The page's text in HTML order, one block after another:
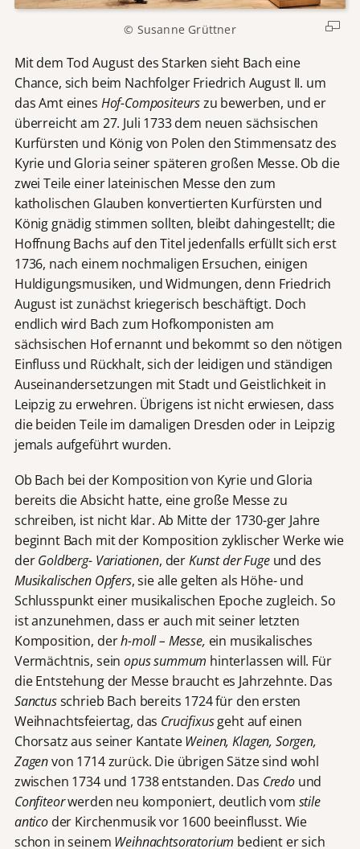
© Susanne Grüttner
Mit dem Tod August des Starken sieht Bach eine
Chance, sich beim Nachfolger Friedrich August II. um
das Amt eines Hof-Compositeurszu bewerben, und er
überreicht am 27. Juli 1733 dem neuen sächsischen
Kurfürsten und König von Polen den Stimmensatz des
Kyrie und Gloria seiner späteren großen Messe. Ob die
zwei Teile einer lateinischen Messe den zum
katholischen Glauben konvertierten Kurfürsten und
König gnädig stimmen sollten, bleibt dahingestellt; die
Hoffnung Bachs auf den Titel jedenfalls erfüllt sich erst
1736, nach einem nochmaligen Ersuchen, einigen
Huldigungsmusiken, und Widmungen, denn Friedrich
August ist zunächst kriegerisch beschäftigt. Doch
endlich wird Bach zum Hofkomponisten am
sächsischen Hof ernannt und bekommt so den nötigen
Einfluss und Rückhalt, sich der leidigen und ständigen
Auseinandersetzungen mit Stadt und Geistlichkeit in
Leipzig zu erwehren. Übrigens ist nicht erwiesen, dass
die beiden Teile im damaligen Dresden oder in Leipzig
jemals aufgeführt wurden.
Ob Bach bei der Komposition von Kyrie und Gloria
bereits die Absicht hatte, eine große Messe zu
schreiben, ist nicht klar. Ab Mitte der 1730-ger Jahre
beginnt Bach mit der Komposition zyklischer Werke wie
derGoldberg- Variationen, derKunst der Fugeund des
Musikalischen Opfers, sie alle gelten als Höhe- und
Schlusspunkt einer musikalischen Epoche zugleich. So
ist anzunehmen, dass er auch mit seiner letzten
Komposition, derh-moll – Messe, ein musikalisches
Vermächtnis, seinopus summum hinterlassen will. Für
die Entstehung der Messe braucht es Jahrzehnte. Das
Sanctusschrieb Bach bereits 1724 für den ersten
Weihnachtsfeiertag, das Crucifixusgeht auf einen
Chorsatz aus seiner KantateWeinen, Klagen, Sorgen,
Zagenvon 1714 zurück. Die übrigen Sätze sind wohl
zwischen 1734 und 1738 entstanden. Das Credound
Confiteorwerden neu komponiert, deutlich vom stile
anticoder Kirchenmusik vor 1600 beeinflusst. Wie
schon in seinem Weihnachtsoratorium bedient er sich